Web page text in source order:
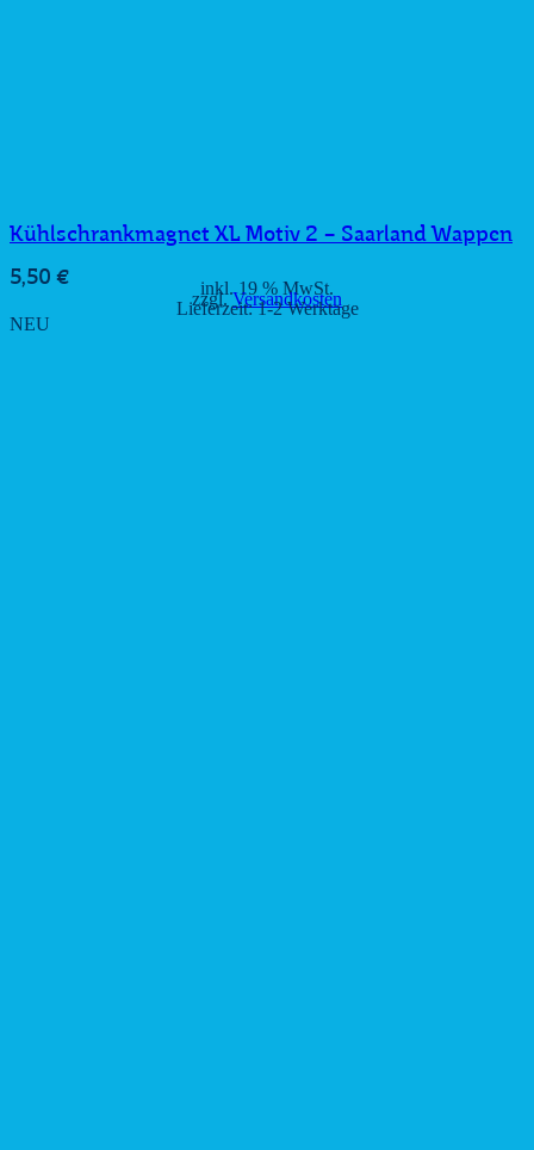
Kühlschrankmagnet XL Motiv 2 – Saarland Wappen
5,50 € inkl. 19 % MwSt.
zzgl.Versandkosten
Lieferzeit:1-2 Werktage
NEU